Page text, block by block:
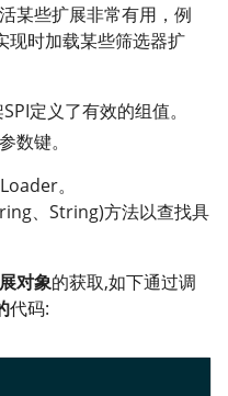
某些扩展非常有用，例
现时加载某些筛选器扩
定义了有效的组值。
数键。
。
、String)方法以查找具
对象的获取,如下通过调
代码: